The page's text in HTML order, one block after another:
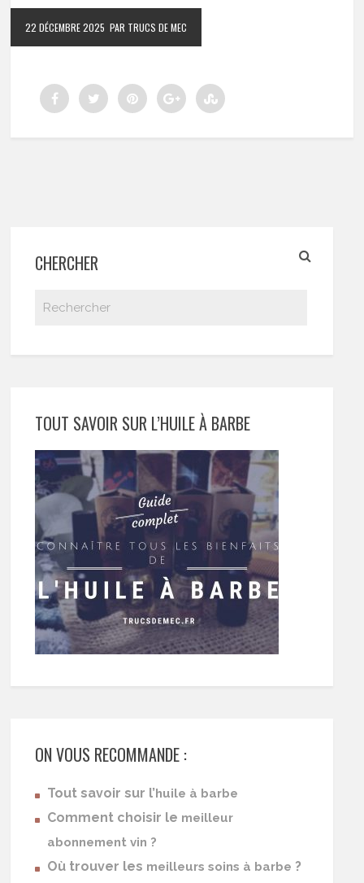
22 DÉCEMBRE 2025 PAR TRUCS DE MEC
CHERCHER
TOUT SAVOIR SUR L’HUILE À BARBE
ON VOUS RECOMMANDE :
Tout savoir sur l’huile à barbe
Comment choisir le meilleur
abonnement vin ?
Où trouver les meilleurs soins à barbe ?